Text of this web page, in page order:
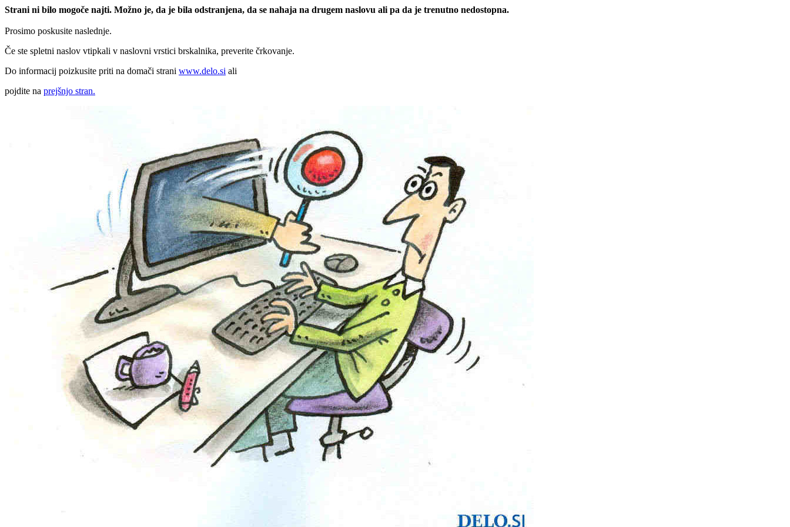
Strani ni bilo mogoče najti. Možno je, da je bila odstranjena, da se nahaja na drugem naslovu ali pa da je trenutno nedostopna.
Prosimo poskusite naslednje.
Če ste spletni naslov vtipkali v naslovni vrstici brskalnika, preverite črkovanje.
Do informacij poizkusite priti na domači strani www.delo.si ali
pojdite na prejšnjo stran.